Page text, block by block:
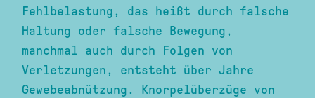
Fehlbelastung, das heißt durch falsche
Haltung oder falsche Bewegung,
manchmal auch durch Folgen von
Verletzungen, entsteht über Jahre
Gewebeabnützung. Knorpelüberzüge von